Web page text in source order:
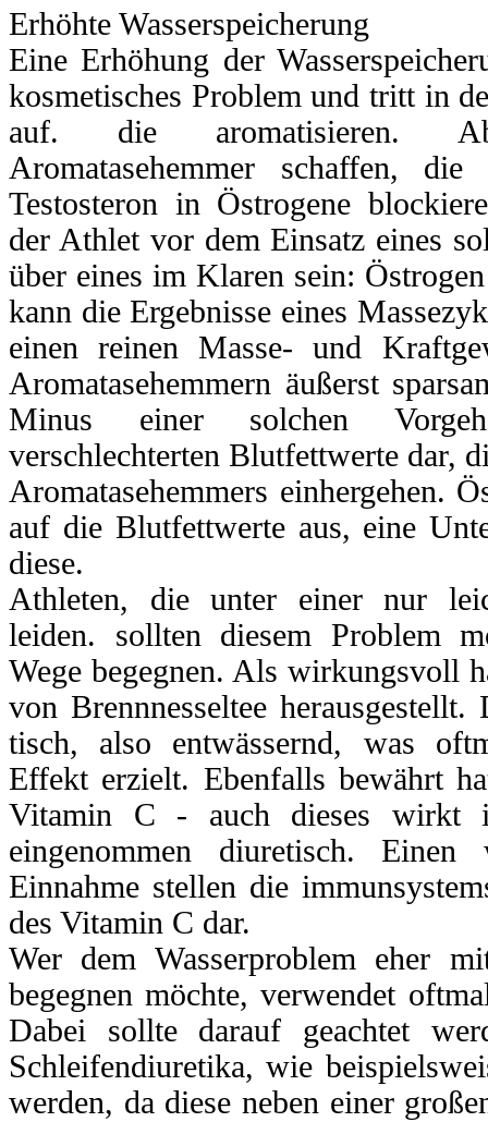
Erhöhte Wasserspeicherung
Eine Erhöhung der
kosmetisches Problem und tritt in
auf. die aromatisieren.
Aromatasehemmer schaffen,
Testosteron in Östrogene
der Athlet vor dem Einsatz eines
über eines im Klaren sein:
kann die Ergebnisse eines
einen reinen Masse- und
Aromatasehemmern äußerst
Minus einer solchen
verschlechterten Blutfettwerte dar,
Aromatasehemmers einhergehen.
auf die Blutfettwerte aus, eine
diese.
Athleten, die unter einer nur
leiden. sollten diesem Problem
Wege begegnen. Als wirkungsvoll
von Brennnesseltee
tisch, also entwässernd, was
Effekt erzielt. Ebenfalls bewährt
Vitamin C - auch dieses wirkt
eingenommen diuretisch.
Einnahme stellen die
des Vitamin C dar.
Wer dem Wasserproblem eher
begegnen möchte, verwendet
Dabei sollte darauf geachtet
Schleifendiuretika, wie
werden, da diese neben einer